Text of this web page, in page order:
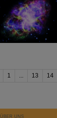
1 13 14
ÜBER UNS